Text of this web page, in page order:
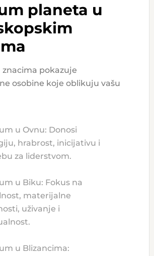
planeta u
pokazuje
osobine koje oblikuju vašu
u Ovnu: Donosi
hrabrost, inicijativu i
za liderstvom.
u Biku: Fokus na
materijalne
uživanje i
u Blizancima: